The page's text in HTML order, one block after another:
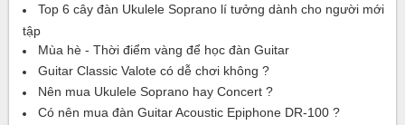
Top 6 cây đàn Ukulele Soprano lí tưởng dành cho người mới
tập
Mùa hè - Thời điểm vàng để học đàn Guitar
Guitar Classic Valote có dễ chơi không ?
Nên mua Ukulele Soprano hay Concert ?
Có nên mua đàn Guitar Acoustic Epiphone DR-100 ?